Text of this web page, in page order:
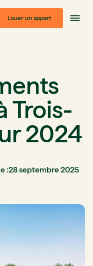
Louer un appart
Trois-
2024
:28 septembre 2025